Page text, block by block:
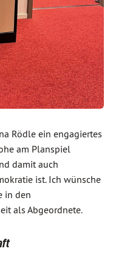
Rödle ein engagiertes
am Planspiel
damit auch
ist. Ich wünsche
in den
als Abgeordnete.